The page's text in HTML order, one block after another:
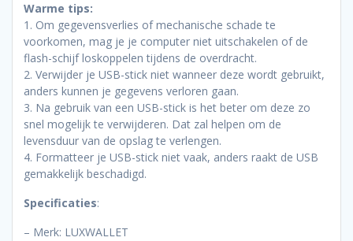
Warme tips:
1. Om gegevensverlies of mechanische schade te
voorkomen, mag je je computer niet uitschakelen of de
flash-schijf loskoppelen tijdens de overdracht.
2. Verwijder je USB-stick niet wanneer deze wordt gebruikt,
anders kunnen je gegevens verloren gaan.
3. Na gebruik van een USB-stick is het beter om deze zo
snel mogelijk te verwijderen. Dat zal helpen om de
levensduur van de opslag te verlengen.
4. Formatteer je USB-stick niet vaak, anders raakt de USB
gemakkelijk beschadigd.
Specificaties:
– Merk: LUXWALLET